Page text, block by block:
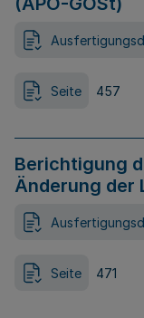
Seite 457
Berichtigung
Änderung der
Seite 471